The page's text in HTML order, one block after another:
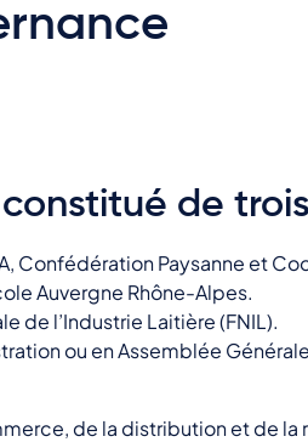
de
Confédération Paysanne et
Auvergne Rhône-Alpes.
de l’Industrie Laitière (FNIL).
ou en Assemblée
de la distribution et de la